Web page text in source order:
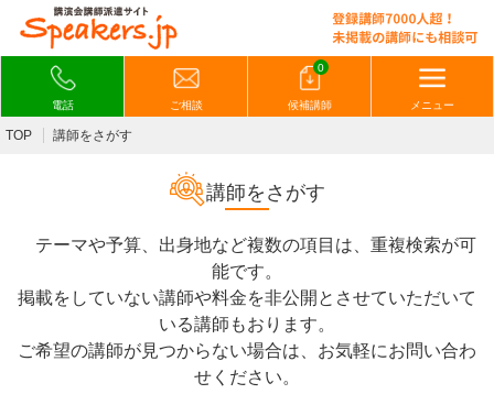
電話 ご相談
0
候補講師 メニュー
TOP 講師をさがす
講師をさがす
テーマや予算、出身地など複数の項目は、重複検索が可
能です。
掲載をしていない講師や料金を非公開とさせていただいて
いる講師もおります。
ご希望の講師が見つからない場合は、お気軽にお問い合わ
せください。